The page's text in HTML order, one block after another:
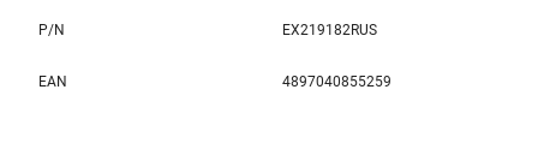
P/N EX219182RUS
EAN 4897040855259